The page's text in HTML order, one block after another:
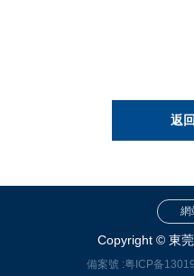
返
網
Copyright © 東
備案號 :粤ICP备